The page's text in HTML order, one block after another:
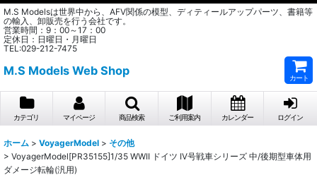
M.S Modelsは世界中から、AFV関係の模型、ディティールアップパーツ、書籍等
の輸入、卸販売を行う会社です。
営業時間：9：00～17：00
定休日：日曜日・月曜日
TEL:029-212-7475
M.S Models Web Shop
カート
カテゴリ マイページ 商品検索 ご利用案内 カレンダー ログイン
ホーム > VoyagerModel > その他
> VoyagerModel[PR35155]1/35 WWII ドイツ IV号戦車シリーズ 中/後期型車体用
ダメージ転輪(汎用)